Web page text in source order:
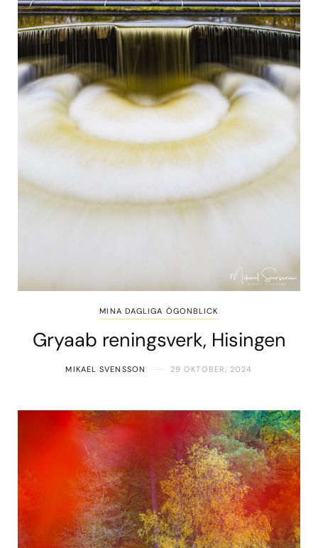
MINA DAGLIGA ÖGONBLICK
Gryaab reningsverk, Hisingen
MIKAEL SVENSSON 29 OKTOBER, 2024